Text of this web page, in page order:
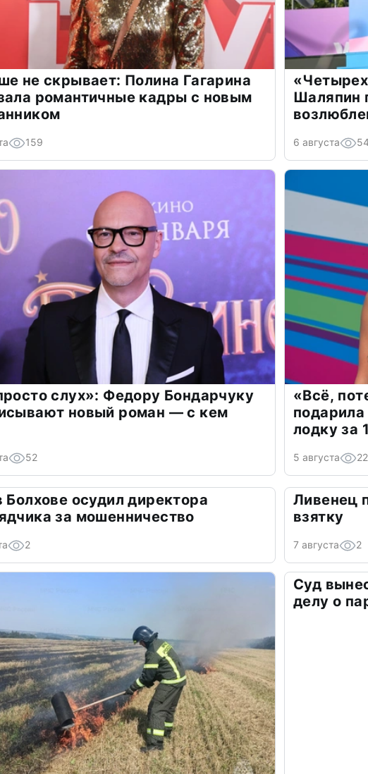
не скрывает: Полина Гагарина
романтичные кадры с новым
159
Шаляпин
6 августа 54
слух»: Федору Бондарчуку
новый роман — с кем
52
«Всё,
лодку за
5 августа
Болхове осудил директора
за мошенничество
2
Ливенец
взятку
7 августа 2
Суд
делу о